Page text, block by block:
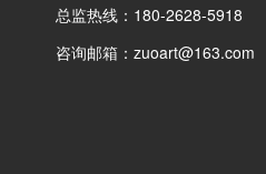
总监热线：180-2628-5918
咨询邮箱：zuoart@163.com